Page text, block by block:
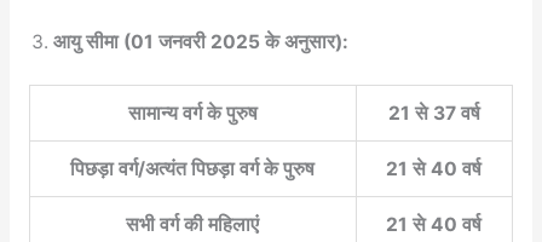
आयु सीमा (01 जनवरी 2025 के अनुसार):
सामान्य वर्ग के पुरुष 21 से 37 वर्ष
पिछड़ा वर्ग/अत्यंत पिछड़ा वर्ग के पुरुष 21 से 40 वर्ष
सभी वर्ग की महिलाएं 21 से 40 वर्ष